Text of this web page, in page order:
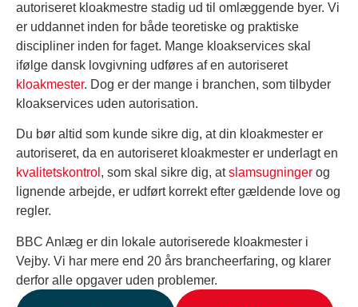
autoriseret kloakmestre stadig ud til omlæggende byer. Vi
er uddannet inden for både teoretiske og praktiske
discipliner inden for faget. Mange kloakservices skal
ifølge dansk lovgivning udføres af en autoriseret
kloakmester. Dog er der mange i branchen, som tilbyder
kloakservices uden autorisation.
Du bør altid som kunde sikre dig, at din kloakmester er
autoriseret, da en autoriseret kloakmester er underlagt en
kvalitetskontrol , som skal sikre dig, atslamsugninger og
lignende arbejde, er udført korrekt efter gældende love og
regler.
BBC Anlæg er din lokale autoriserede kloakmester i
Vejby. Vi har mere end 20 års brancheerfaring, og klarer
derfor alle opgaver uden problemer.